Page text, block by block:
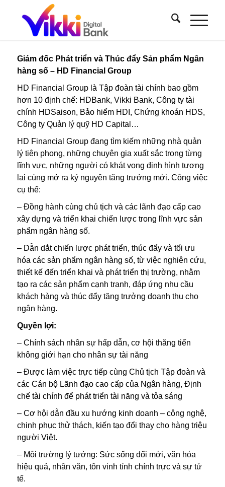
Giám đốc Phát triển và Thúc đẩy Sản phẩm Ngân
hàng số – HD Financial Group
HD Financial Group là Tập đoàn tài chính bao gồm
hơn 10 định chế: HDBank, Vikki Bank, Công ty tài
chính HDSaison, Bảo hiểm HDI, Chứng khoán HDS,
Công ty Quản lý quỹ HD Capital…
HD Financial Group đang tìm kiếm những nhà quản
lý tiên phong, những chuyên gia xuất sắc trong từng
lĩnh vực, những người có khát vọng định hình tương
lai cùng mở ra kỷ nguyên tăng trưởng mới. Công việc
cụ thể:
– Đồng hành cùng chủ tịch và các lãnh đạo cấp cao
xây dựng và triển khai chiến lược trong lĩnh vực sản
phẩm ngân hàng số.
– Dẫn dắt chiến lược phát triển, thúc đẩy và tối ưu
hóa các sản phẩm ngân hàng số, từ việc nghiên cứu,
thiết kế đến triển khai và phát triển thị trường, nhằm
tạo ra các sản phẩm cạnh tranh, đáp ứng nhu cầu
khách hàng và thúc đẩy tăng trưởng doanh thu cho
ngân hàng.
Quyền lợi:
– Chính sách nhân sự hấp dẫn, cơ hội thăng tiến
không giới hạn cho nhân sự tài năng
– Được làm việc trực tiếp cùng Chủ tịch Tập đoàn và
các Cán bộ Lãnh đạo cao cấp của Ngân hàng, Định
chế tài chính để phát triển tài năng và tỏa sáng
– Cơ hội dẫn đầu xu hướng kinh doanh – công nghệ,
chinh phục thử thách, kiến tạo đổi thay cho hàng triệu
người Việt.
– Môi trường lý tưởng: Sức sống đổi mới, văn hóa
hiệu quả, nhân văn, tôn vinh tính chính trực và sự tử
tế.